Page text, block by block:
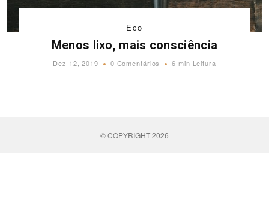
Eco
Menos lixo, mais consciência
Dez 12, 2019 0 Comentários 6 min Leitura
© COPYRIGHT 2026